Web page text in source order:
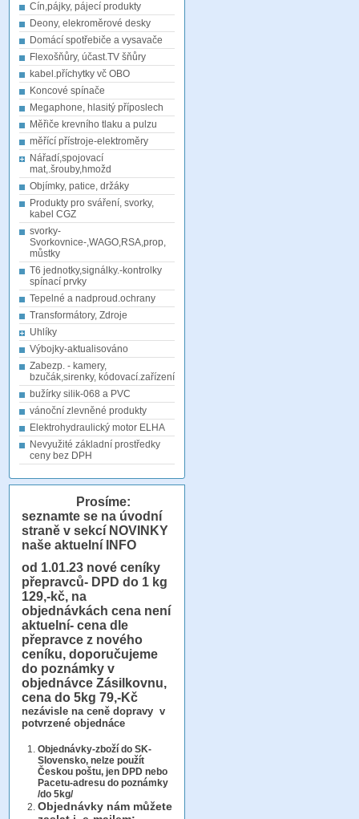
Cín,pájky, pájecí produkty
Deony, elekroměrové desky
Domácí spotřebiče a vysavače
Flexošňůry, účast.TV šňůry
kabel.příchytky vč OBO
Koncové spínače
Megaphone, hlasitý příposlech
Měřiče krevního tlaku a pulzu
měřící přístroje-elektroměry
Nářadí,spojovací
mat,.šrouby,hmožd
Objímky, patice, držáky
Produkty pro sváření, svorky,
kabel CGZ
svorky-
Svorkovnice-,WAGO,RSA,prop,
můstky
T6 jednotky,signálky.-kontrolky
spínací prvky
Tepelné a nadproud.ochrany
Transformátory, Zdroje
Uhlíky
Výbojky-aktualisováno
Zabezp. - kamery,
bzučák,sirenky, kódovací.zařízení
bužírky silik-068 a PVC
vánoční zlevněné produkty
Elektrohydraulický motor ELHA
Nevyužité základní prostředky
ceny bez DPH
Prosíme:
seznamte se na úvodní
straně v sekcí NOVINKY
naše aktuelní INFO
od 1.01.23 nové ceníky
přepravců- DPD do 1 kg
129,-kč, na
objednávkách cena není
aktuelní- cena dle
přepravce z nového
ceníku, doporučujeme
do poznámky v
objednávce Zásilkovnu,
cena do 5kg 79,-Kč
nezávisle na ceně dopravy v
potvrzené objednáce
Objednávky-zboží do SK-
Slovensko, nelze použít
Českou poštu, jen DPD nebo
Pacetu-adresu do poznámky
/do 5kg/
Objednávky nám můžete